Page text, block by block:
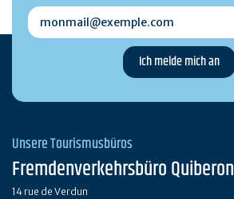
monmail@exemple.com
Unsere Tourismusbüros
Fremdenverkehrsbüro Quiberon
14 rue de Verdun